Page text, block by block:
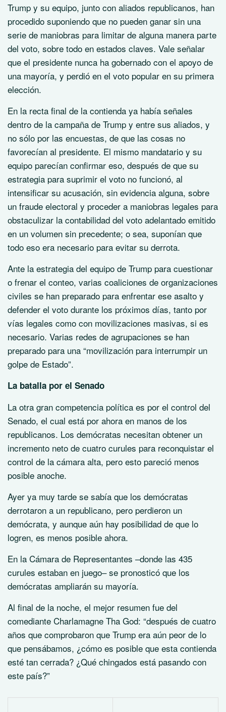
Trump y su equipo, junto con aliados republicanos, han
procedido suponiendo que no pueden ganar sin una
serie de maniobras para limitar de alguna manera parte
del voto, sobre todo en estados claves. Vale señalar
que el presidente nunca ha gobernado con el apoyo de
una mayoría, y perdió en el voto popular en su primera
elección.
En la recta final de la contienda ya había señales
dentro de la campaña de Trump y entre sus aliados, y
no sólo por las encuestas, de que las cosas no
favorecían al presidente. El mismo mandatario y su
equipo parecían confirmar eso, después de que su
estrategia para suprimir el voto no funcionó, al
intensificar su acusación, sin evidencia alguna, sobre
un fraude electoral y proceder a maniobras legales para
obstaculizar la contabilidad del voto adelantado emitido
en un volumen sin precedente; o sea, suponían que
todo eso era necesario para evitar su derrota.
Ante la estrategia del equipo de Trump para cuestionar
o frenar el conteo, varias coaliciones de organizaciones
civiles se han preparado para enfrentar ese asalto y
defender el voto durante los próximos días, tanto por
vías legales como con movilizaciones masivas, si es
necesario. Varias redes de agrupaciones se han
preparado para una movilización para interrumpir un
golpe de Estado .
La batalla por el Senado
La otra gran competencia política es por el control del
Senado, el cual está por ahora en manos de los
republicanos. Los demócratas necesitan obtener un
incremento neto de cuatro curules para reconquistar el
control de la cámara alta, pero esto pareció menos
posible anoche.
Ayer ya muy tarde se sabía que los demócratas
derrotaron a un republicano, pero perdieron un
demócrata, y aunque aún hay posibilidad de que lo
logren, es menos posible ahora.
En la Cámara de Representantes –donde las 435
curules estaban en juego– se pronosticó que los
demócratas ampliarán su mayoría.
Al final de la noche, el mejor resumen fue del
comediante Charlamagne Tha God: después de cuatro
años que comprobaron que Trump era aún peor de lo
que pensábamos, ¿cómo es posible que esta contienda
esté tan cerrada? ¿Qué chingados está pasando con
este país?